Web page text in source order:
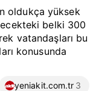
oldukça yüksek
belki 300
vatandaşları bu
konusunda
yeniakit.com.tr 3